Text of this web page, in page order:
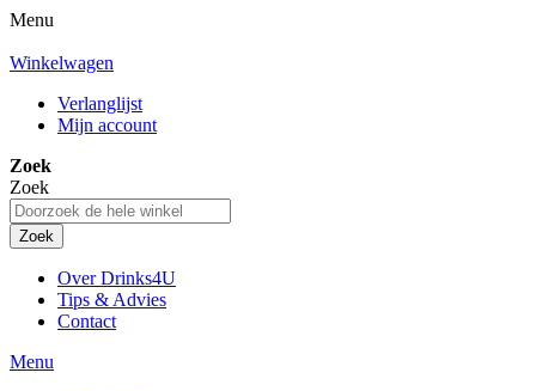
Menu
Winkelwagen
Verlanglijst
Mijn account
Zoek
Zoek
Zoek
Over Drinks4U
Tips & Advies
Contact
Menu